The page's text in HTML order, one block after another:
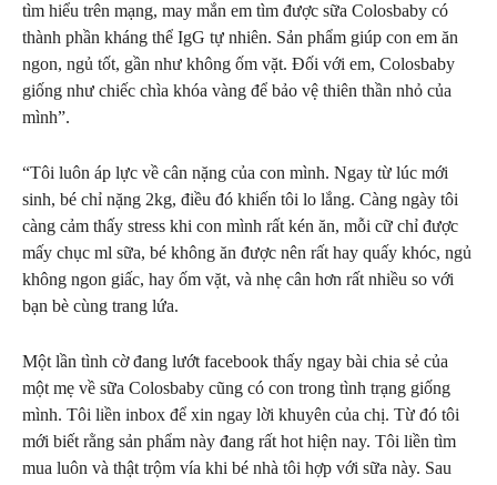
tìm hiểu trên mạng, may mắn em tìm được sữa Colosbaby có
thành phần kháng thể IgG tự nhiên. Sản phẩm giúp con em ăn
ngon, ngủ tốt, gần như không ốm vặt. Đối với em, Colosbaby
giống như chiếc chìa khóa vàng để bảo vệ thiên thần nhỏ của
mình”.
“Tôi luôn áp lực về cân nặng của con mình. Ngay từ lúc mới
sinh, bé chỉ nặng 2kg, điều đó khiến tôi lo lắng. Càng ngày tôi
càng cảm thấy stress khi con mình rất kén ăn, mỗi cữ chỉ được
mấy chục ml sữa, bé không ăn được nên rất hay quấy khóc, ngủ
không ngon giấc, hay ốm vặt, và nhẹ cân hơn rất nhiều so với
bạn bè cùng trang lứa.
Một lần tình cờ đang lướt facebook thấy ngay bài chia sẻ của
một mẹ về sữa Colosbaby cũng có con trong tình trạng giống
mình. Tôi liền inbox để xin ngay lời khuyên của chị. Từ đó tôi
mới biết rằng sản phẩm này đang rất hot hiện nay. Tôi liền tìm
mua luôn và thật trộm vía khi bé nhà tôi hợp với sữa này. Sau